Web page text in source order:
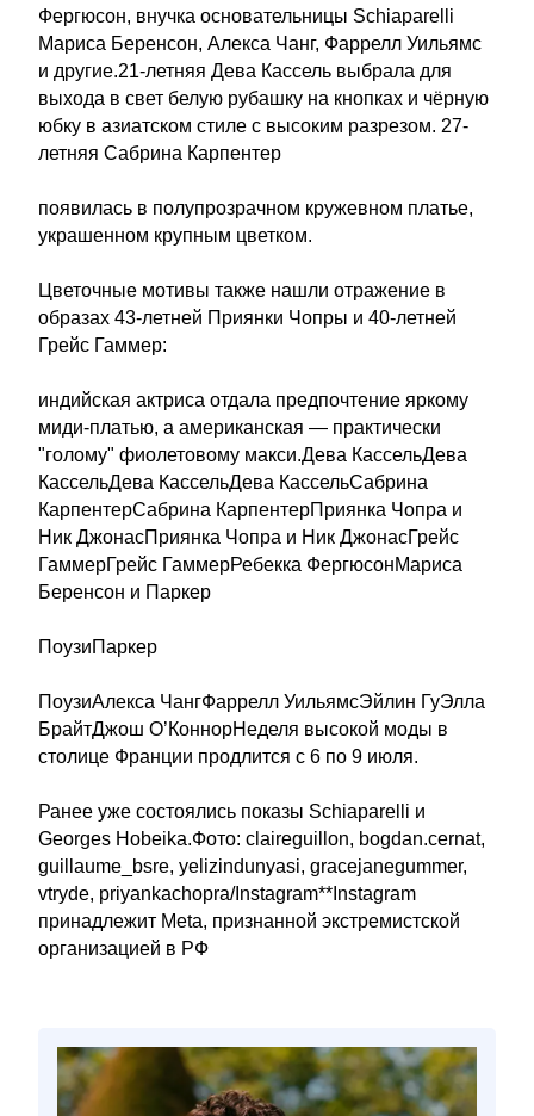
Фергюсон, внучка основательницы Schiaparelli
Мариса Беренсон, Алекса Чанг, Фаррелл Уильямс
и другие.21-летняя Дева Кассель выбрала для
выхода в свет белую рубашку на кнопках и чёрную
юбку в азиатском стиле с высоким разрезом. 27-
летняя Сабрина Карпентер
появилась в полупрозрачном кружевном платье,
украшенном крупным цветком.
Цветочные мотивы также нашли отражение в
образах 43-летней Приянки Чопры и 40-летней
Грейс Гаммер:
индийская актриса отдала предпочтение яркому
миди-платью, а американская — практически
"голому" фиолетовому макси.Дева КассельДева
КассельДева КассельДева КассельСабрина
КарпентерСабрина КарпентерПриянка Чопра и
Ник ДжонасПриянка Чопра и Ник ДжонасГрейс
ГаммерГрейс ГаммерРебекка ФергюсонМариса
Беренсон и Паркер
ПоузиПаркер
ПоузиАлекса ЧангФаррелл УильямсЭйлин ГуЭлла
БрайтДжош О’КоннорНеделя высокой моды в
столице Франции продлится с 6 по 9 июля.
Ранее уже состоялись показы Schiaparelli и
Georges Hobeika.Фото: claireguillon, bogdan.cernat,
guillaume_bsre, yelizindunyasi, gracejanegummer,
vtryde, priyankachopra/Instagram**Instagram
принадлежит Meta, признанной экстремистской
организацией в РФ